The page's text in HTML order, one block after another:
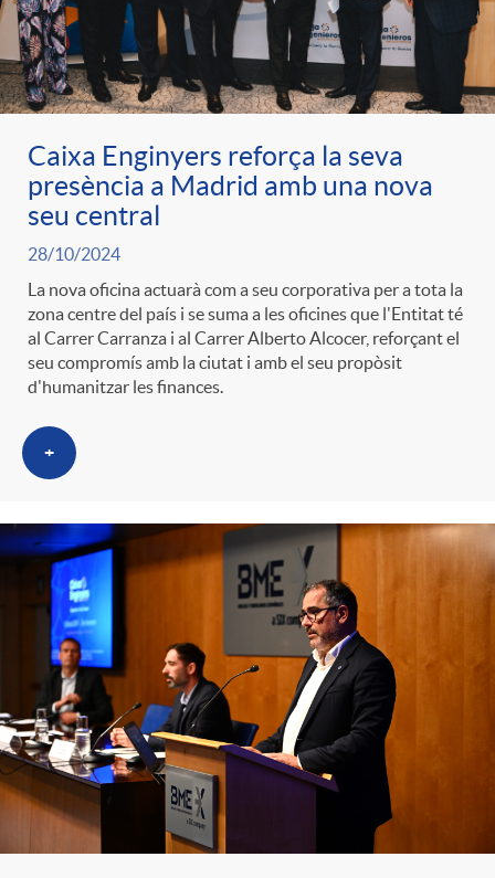
Caixa Enginyers reforça la seva
presència a Madrid amb una nova
seu central
28/10/2024
La nova oficina actuarà com a seu corporativa per a tota la
zona centre del país i se suma a les oficines que l'Entitat té
al Carrer Carranza i al Carrer Alberto Alcocer, reforçant el
seu compromís amb la ciutat i amb el seu propòsit
d'humanitzar les finances.
+